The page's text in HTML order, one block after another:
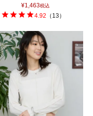
¥1,463税込
4.92 （ 13 ）